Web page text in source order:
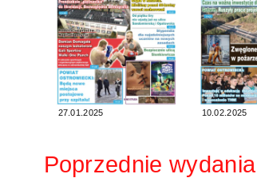
27.01.2025 10.02.2025
Poprzednie wydania